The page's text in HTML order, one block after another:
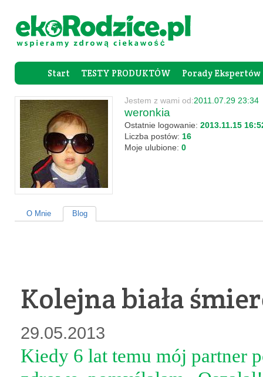
Start TESTY PRODUKTÓW Porady Ekspertów
Forum
Jestem z wami od:2011.07.29 23:34
weronkia
Ostatnie logowanie: 2013.11.15
Liczba postów: 16
Moje ulubione: 0
O Mnie Blog
Kolejna biała
29.05.2013
Kiedy 6 lat temu mój partner